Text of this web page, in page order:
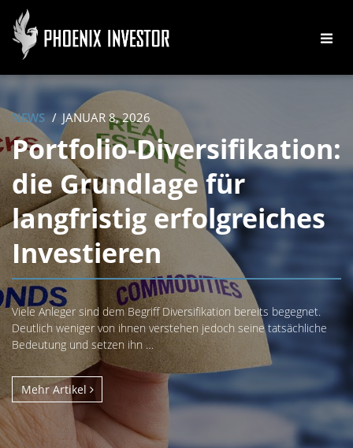
NEWS JANUAR 8, 2026
Portfolio-Diversifikation:
die Grundlage für
langfristig erfolgreiches
Investieren
Viele Anleger sind dem Begriff Diversifikation bereits begegnet.
Deutlich weniger von ihnen verstehen jedoch seine tatsächliche
Bedeutung und setzen ihn …
Mehr Artikel